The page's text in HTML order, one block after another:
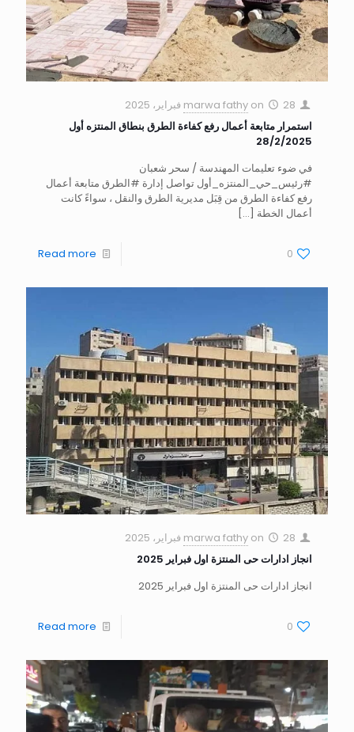
marwa fathy on
28 فبراير، 2025
استمرار متابعة أعمال رفع كفاءة الطرق بنطاق المنتزه أول
28/2/2025
في ضوء تعليمات المهندسة / سحر شعبان
#رئيس_حي_المنتزه_أول تواصل إدارة #الطرق متابعة أعمال
رفع كفاءة الطرق من قِبَل مديرية الطرق والنقل ، سواءً كانت
أعمال الخطة […]
0
Read more
marwa fathy on
28 فبراير، 2025
انجاز ادارات حى المنتزة اول فبراير 2025
انجاز ادارات حى المنتزة اول فبراير 2025
0
Read more